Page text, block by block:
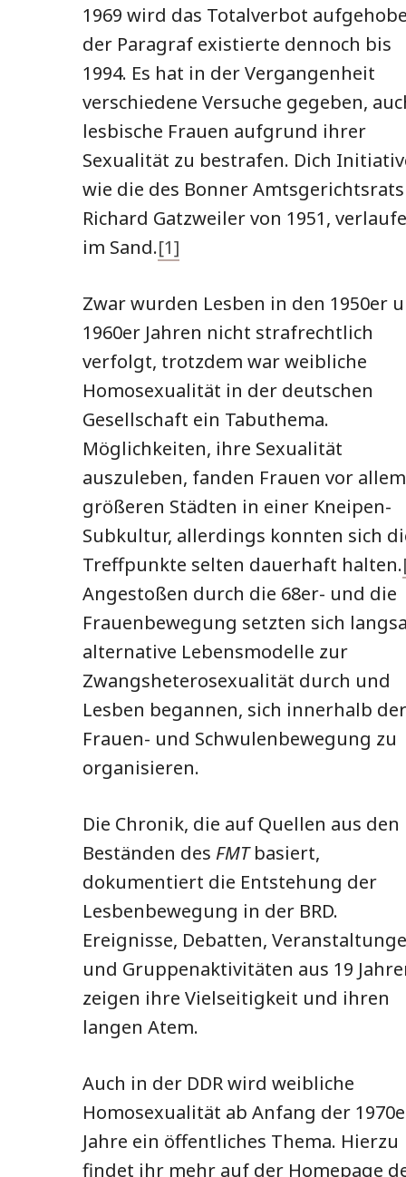
1969 wird das Totalverbot
der Paragraf existierte dennoch bis
1994. Es hat in der Vergangenheit
verschiedene Versuche gegeben,
lesbische Frauen aufgrund ihrer
Sexualität zu bestrafen. Dich
wie die des Bonner Amtsgerichtsrats
Richard Gatzweiler von 1951,
im Sand.[1]
Zwar wurden Lesben in den 1950er
1960er Jahren nicht strafrechtlich
verfolgt, trotzdem war weibliche
Homosexualität in der deutschen
Gesellschaft ein Tabuthema.
Möglichkeiten, ihre Sexualität
auszuleben, fanden Frauen vor
größeren Städten in einer Kneipen-
Subkultur, allerdings konnten sich
Treffpunkte selten dauerhaft halten.
Angestoßen durch die 68er- und die
Frauenbewegung setzten sich
alternative Lebensmodelle zur
Zwangsheterosexualität durch und
Lesben begannen, sich innerhalb der
Frauen- und Schwulenbewegung zu
organisieren.
Die Chronik, die auf Quellen aus den
Beständen des FMTbasiert,
dokumentiert die Entstehung der
Lesbenbewegung in der BRD.
Ereignisse, Debatten,
und Gruppenaktivitäten aus 19
zeigen ihre Vielseitigkeit und ihren
langen Atem.
Auch in der DDR wird weibliche
Homosexualität ab Anfang der
Jahre ein öffentliches Thema. Hierzu
findet ihr mehr auf der Homepage